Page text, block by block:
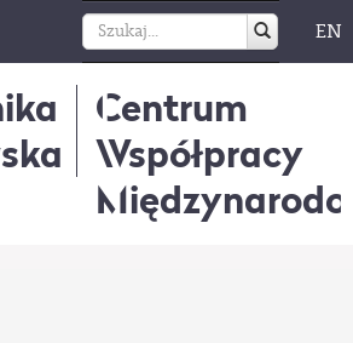
EN
Centrum
Współpracy